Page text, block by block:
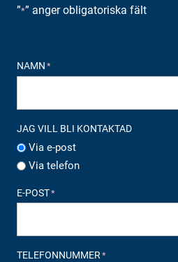
”*” anger obligatoriska fält
NAMN *
JAG VILL BLI KONTAKTAD
Via e-post
Via telefon
E-POST*
TELEFONNUMMER*